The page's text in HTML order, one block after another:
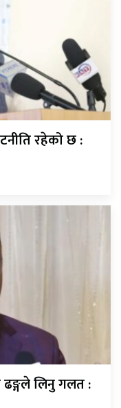
रहेको छ :
लिनु गलत :